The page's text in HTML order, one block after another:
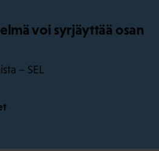
voi syrjäyttää osan
– SEL